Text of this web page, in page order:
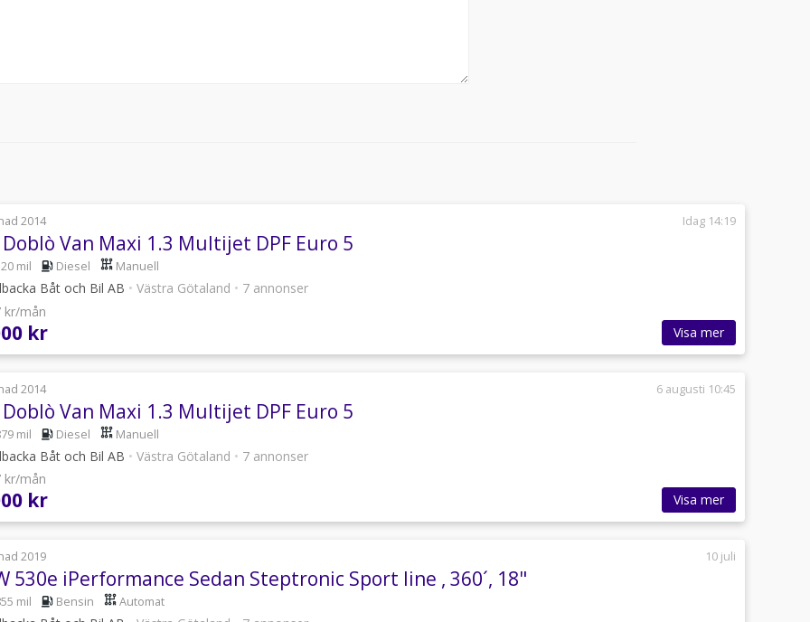
2014 Idag 14:19
Van Maxi 1.3 Multijet DPF Euro 5
mil Diesel Manuell
Båt och Bil AB • Västra Götaland • 7 annonser
kr/mån
kr Visa mer
2014 6 augusti 10:45
Van Maxi 1.3 Multijet DPF Euro 5
mil Diesel Manuell
Båt och Bil AB • Västra Götaland • 7 annonser
kr/mån
kr Visa mer
2019 10 juli
530e iPerformance Sedan Steptronic Sport line , 360´, 18"
mil Bensin Automat